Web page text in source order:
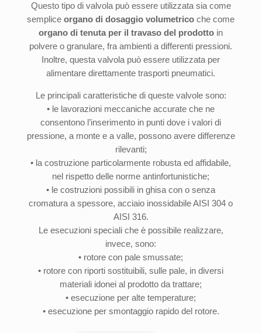
Questo tipo di valvola può essere utilizzata sia come
sempliceorgano di dosaggio volumetrico che come
organo di tenuta per il travaso del prodotto in
polvere o granulare, fra ambienti a differenti pressioni.
Inoltre, questa valvola può essere utilizzata per
alimentare direttamente trasporti pneumatici.
Le principali caratteristiche di queste valvole sono:
• le lavorazioni meccaniche accurate che ne
consentono l’inserimento in punti dove i valori di
pressione, a monte e a valle, possono avere differenze
rilevanti;
• la costruzione particolarmente robusta ed affidabile,
nel rispetto delle norme antinfortunistiche;
• le costruzioni possibili in ghisa con o senza
cromatura a spessore, acciaio inossidabile AISI 304 o
AISI 316.
Le esecuzioni speciali che è possibile realizzare,
invece, sono:
• rotore con pale smussate;
• rotore con riporti sostituibili, sulle pale, in diversi
materiali idonei al prodotto da trattare;
• esecuzione per alte temperature;
• esecuzione per smontaggio rapido del rotore.